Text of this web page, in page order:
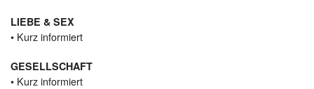
LIEBE & SEX
• Kurz informiert
GESELLSCHAFT
• Kurz informiert